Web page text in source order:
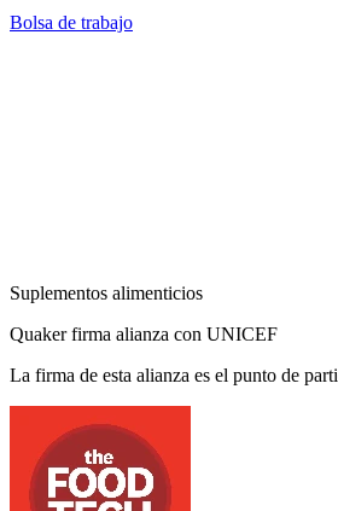
Bolsa de trabajo
Suplementos alimenticios
Quaker firma alianza con UNICEF
La firma de esta alianza es el punto de